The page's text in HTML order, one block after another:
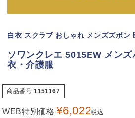
白衣 スクラブ おしゃれ メンズズボン
ソワンクレエ 5015EW メン
衣・介護服
商品番号 1151167
WEB特別価格 ¥6,022税込